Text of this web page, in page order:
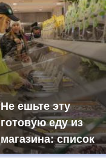
Не ешьте эту
готовую еду из
магазина: список